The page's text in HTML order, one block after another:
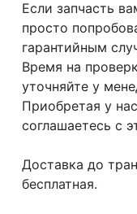
Если запчасть
просто
гарантийным
Время на
уточняйте у
Приобретая у
соглашаетесь с
Доcтaвка дo
бесплатная.